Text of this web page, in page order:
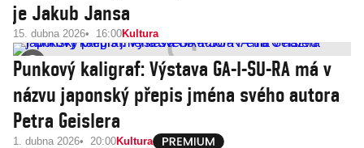
je Jakub Jansa
15. dubna 2026 16:00Kultura
Punkový kaligraf: Výstava GA-I-SU-RA má v
názvu japonský přepis jména svého autora
Petra Geislera
1. dubna 2026 20:00Kultura